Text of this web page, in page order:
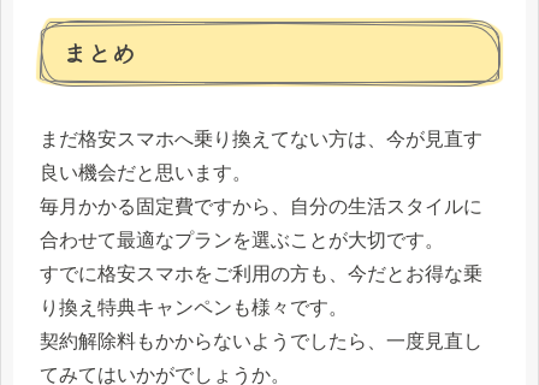
まとめ
まだ格安スマホへ乗り換えてない方は、今が見直す
良い機会だと思います。
毎月かかる固定費ですから、自分の生活スタイルに
合わせて最適なプランを選ぶことが大切です。
すでに格安スマホをご利用の方も、今だとお得な乗
り換え特典キャンペンも様々です。
契約解除料もかからないようでしたら、一度見直し
てみてはいかがでしょうか。